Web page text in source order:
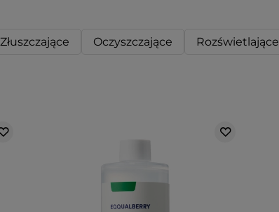
Złuszczające Oczyszczające Rozświetlające